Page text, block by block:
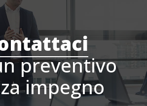
preventivo
impegno